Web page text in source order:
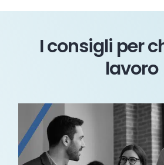
I consigli per
lavoro